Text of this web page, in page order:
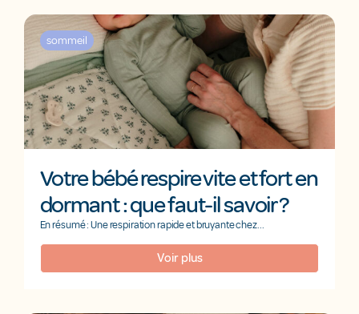
Votre bébé respire vite et fort en
dormant : que faut-il savoir ?
En résumé : Une respiration rapide et bruyante chez...
Voir plus
sommeil